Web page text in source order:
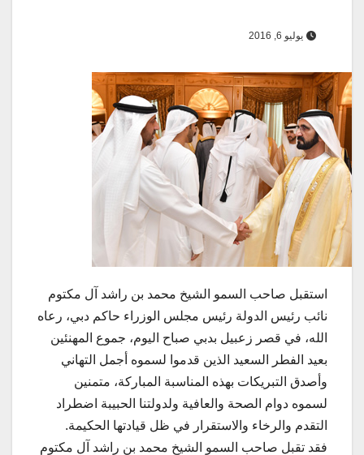
يوليو 6, 2016
استقبل صاحب السمو الشيخ محمد بن راشد آل مكتوم
نائب رئيس الدولة رئيس مجلس الوزراء حاكم دبي، رعاه
الله، في قصر زعبيل بدبي صباح اليوم، جموع المهنئين
بعيد الفطر السعيد الذين قدموا لسموه أجمل التهاني
وأصدق التبريكات بهذه المناسبة المباركة، متمنين
لسموه دوام الصحة والعافية ولدولتنا الحبيبة اضطراد
التقدم والرخاء والاستقرار في ظل قيادتها الحكيمة.
فقد تقبل صاحب السمو الشيخ محمد بن راشد آل مكتوم